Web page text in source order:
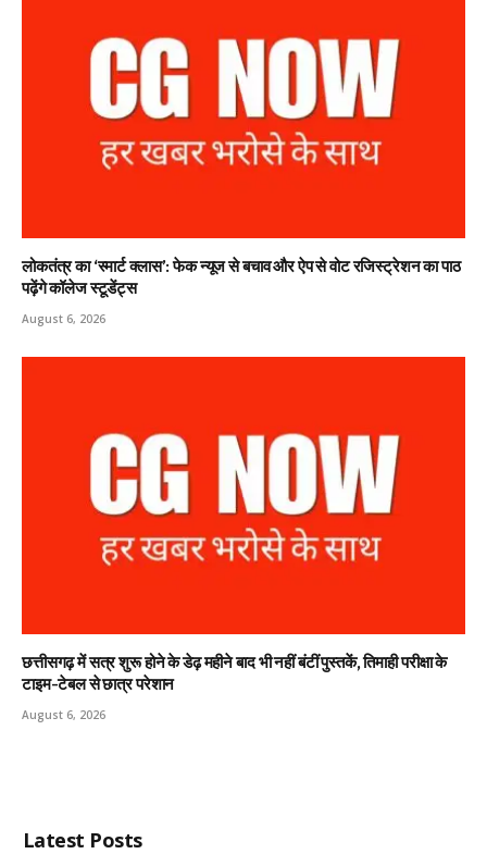
लोकतंत्र का ‘स्मार्ट क्लास’: फेक न्यूज से बचाव और ऐप से वोट रजिस्ट्रेशन का पाठ
पढ़ेंगे कॉलेज स्टूडेंट्स
August 6, 2026
छत्तीसगढ़ में सत्र शुरू होने के डेढ़ महीने बाद भी नहीं बंटीं पुस्तकें, तिमाही परीक्षा के
टाइम-टेबल से छात्र परेशान
August 6, 2026
Latest Posts